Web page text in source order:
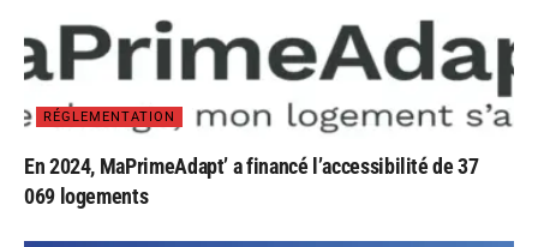
RÉGLEMENTATION
En 2024, MaPrimeAdapt’ a financé l’accessibilité de 37
069 logements